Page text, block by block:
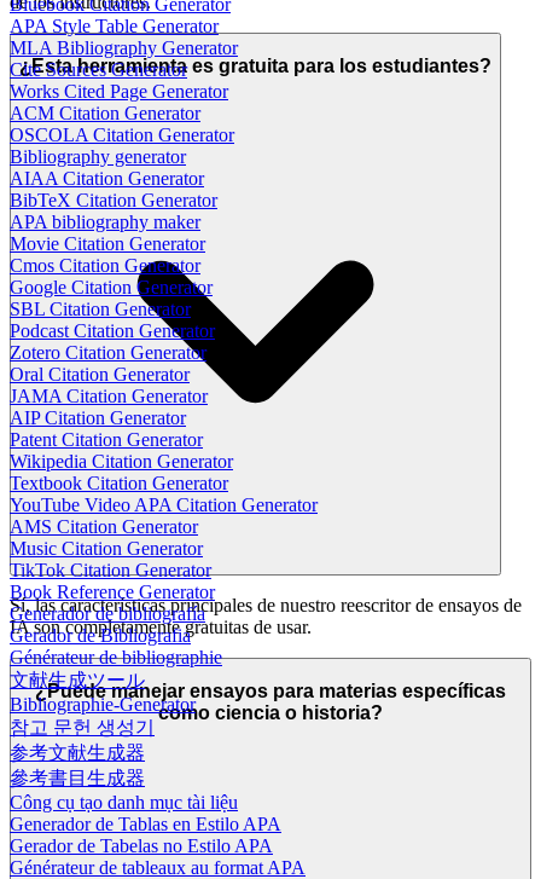
Bluebook Citation Generator
APA Style Table Generator
MLA Bibliography Generator
Cite Sources Generator
Works Cited Page Generator
ACM Citation Generator
OSCOLA Citation Generator
Bibliography generator
AIAA Citation Generator
BibTeX Citation Generator
APA bibliography maker
Movie Citation Generator
Cmos Citation Generator
Google Citation Generator
SBL Citation Generator
Podcast Citation Generator
Zotero Citation Generator
Oral Citation Generator
JAMA Citation Generator
AIP Citation Generator
Patent Citation Generator
Wikipedia Citation Generator
Textbook Citation Generator
YouTube Video APA Citation Generator
AMS Citation Generator
Music Citation Generator
TikTok Citation Generator
Book Reference Generator
Generador de bibliografía
Gerador de Bibliografia
Générateur de bibliographie
文献生成ツール
Bibliographie-Generator
참고 문헌 생성기
参考文献生成器
參考書目生成器
Công cụ tạo danh mục tài liệu
Generador de Tablas en Estilo APA
Gerador de Tabelas no Estilo APA
Générateur de tableaux au format APA
¿Esta herramienta es gratuita para los estudiantes?
Sí, las características principales de nuestro reescritor de ensayos de
IA son completamente gratuitas de usar.
¿Puede manejar ensayos para materias específicas
como ciencia o historia?